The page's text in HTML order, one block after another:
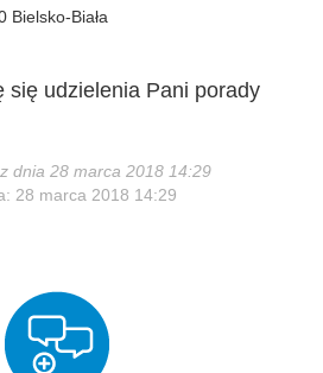
Bielsko-Biała
się udzielenia Pani porady
dnia 28 marca 2018 14:29
28 marca 2018 14:29